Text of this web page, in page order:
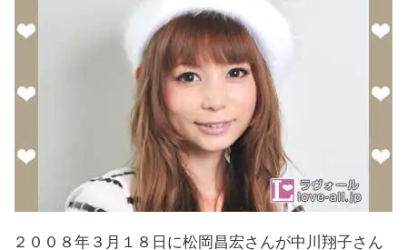
２００８年３月１８日に松岡昌宏さんが中川翔子さん